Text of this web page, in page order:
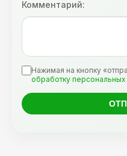
Комментарий:
Нажимая на кнопку
обработку